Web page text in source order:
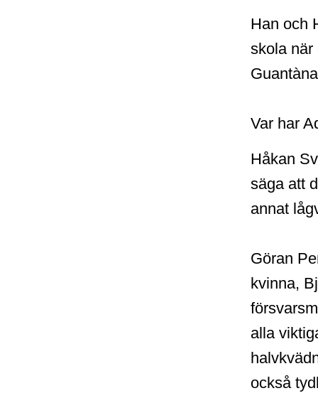
Han och
skola när
Var har
Håkan
säga att
annat
Göran
kvinna,
alla
också